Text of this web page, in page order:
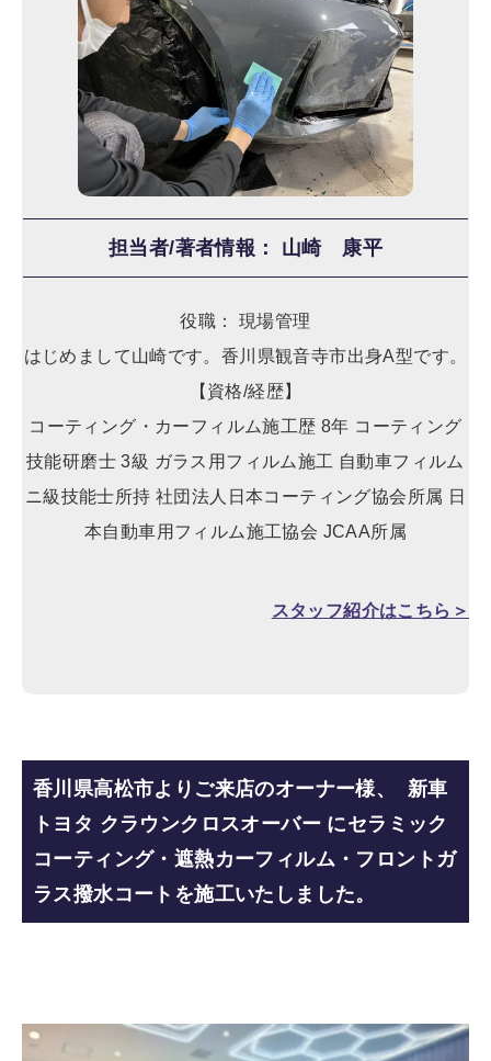
担当者/著者情報： 山崎 康平
役職： 現場管理
はじめまして山崎です。香川県観音寺市出身A型です。
【資格/経歴】
コーティング・カーフィルム施工歴 8年 コーティング
技能研磨士 3級 ガラス用フィルム施工 自動車フィルム
ニ級技能士所持 社団法人日本コーティング協会所属 日
本自動車用フィルム施工協会 JCAA所属
スタッフ紹介はこちら＞
香川県高松市よりご来店のオーナー様、 新車
トヨタ クラウンクロスオーバー にセラミック
コーティング・遮熱カーフィルム・フロントガ
ラス撥水コートを施工いたしました。